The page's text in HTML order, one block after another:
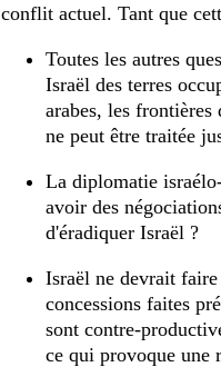
conflit actuel. Tant que
Toutes les autres
Israël des terres
arabes, les frontières
ne peut être traitée
La diplomatie
avoir des
d'éradiquer Israël ?
Israël ne devrait
concessions faites
sont contre-
ce qui provoque une